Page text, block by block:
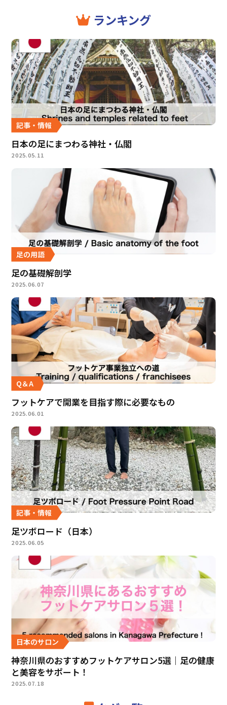
ランキング
記事・情報
日本の足にまつわる神社・仏閣
2025.05.11
足の用語
足の基礎解剖学
2025.06.07
Q＆A
フットケアで開業を目指す際に必要なもの
2025.06.01
記事・情報
足ツボロード（日本）
2025.06.05
日本のサロン
神奈川県のおすすめフットケアサロン5選｜足の健康
と美容をサポート！
2025.07.18